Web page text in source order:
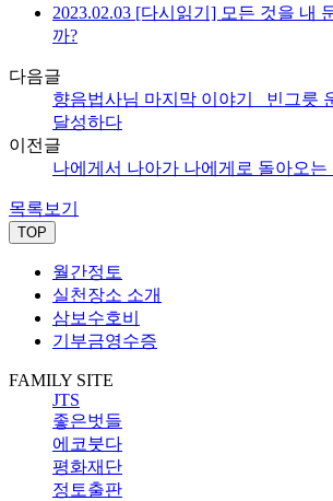
2023.02.03 [다시읽기] 모든 것을 내
까?
다음글
향음법사님 마지막 이야기_ 빈그릇
달성하다
이전글
나에게서 나아가 나에게로 돌아오는
목록보기
TOP
월간정토
실천장소 소개
삼보수호비
기부금영수증
FAMILY SITE
JTS
좋은벗들
에코붓다
평화재단
정토출판